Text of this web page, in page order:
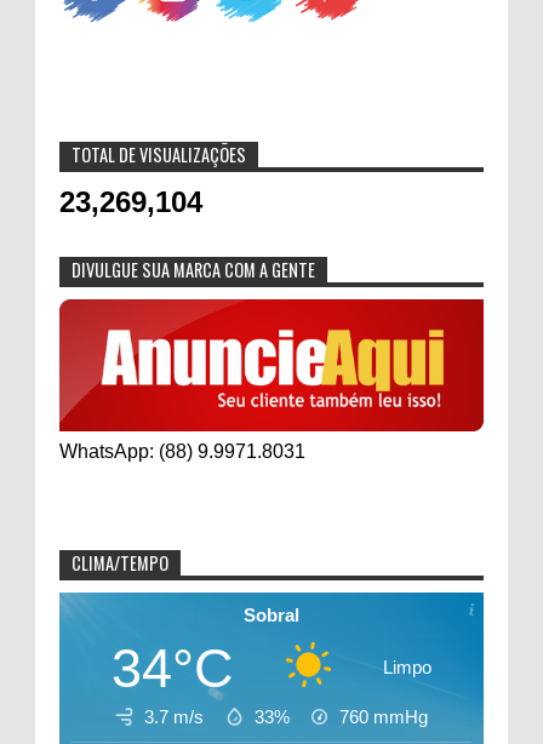
TOTAL DE VISUALIZAÇÕES
23,269,104
DIVULGUE SUA MARCA COM A GENTE
WhatsApp: (88) 9.9971.8031
CLIMA/TEMPO
Sobral
34°C Limpo
3.7 m/s 33% 760 mmHg